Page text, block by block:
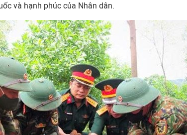
và hạnh phúc của Nhân dân.